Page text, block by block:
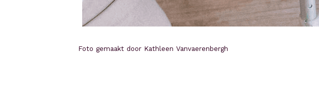
Foto gemaakt door Kathleen Vanvaerenbergh